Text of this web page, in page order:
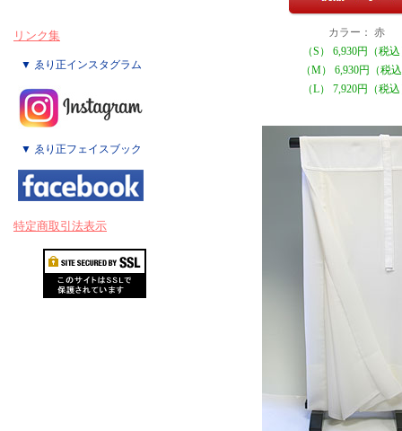
リンク集
▼ ゑり正インスタグラム
▼ ゑり正フェイスブック
特定商取引法表示
カラー： 赤
（S） 6,930円（税
（M） 6,930円（税
（L） 7,920円（税